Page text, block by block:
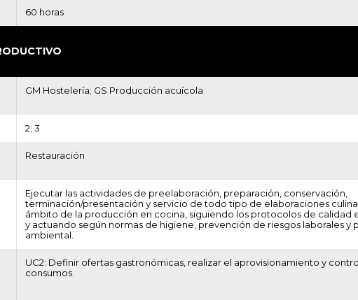
60 horas
GM Hostelería; GS Producción acuícola
2; 3
Restauración
Ejecutar las actividades de preelaboración, preparación, conservación,
terminación/presentación y servicio de todo tipo de elaboraciones
ámbito de la producción en cocina, siguiendo los protocolos de calidad
y actuando según normas de higiene, prevención de riesgos laborales y
ambiental.
UC2: Definir ofertas gastronómicas, realizar el aprovisionamiento y
consumos.